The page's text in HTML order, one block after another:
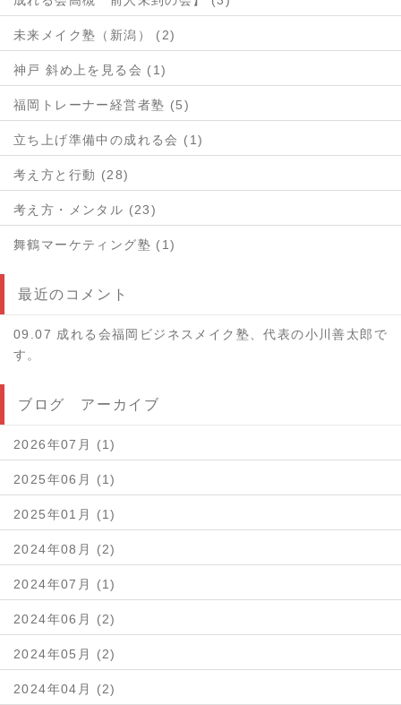
未来メイク塾（新潟） (2)
神戸 斜め上を見る会 (1)
福岡トレーナー経営者塾 (5)
立ち上げ準備中の成れる会 (1)
考え方と行動 (28)
考え方・メンタル (23)
舞鶴マーケティング塾 (1)
最近のコメント
09.07 成れる会福岡ビジネスメイク塾、代表の小川善太郎で
す。
ブログ アーカイブ
2026年07月 (1)
2025年06月 (1)
2025年01月 (1)
2024年08月 (2)
2024年07月 (1)
2024年06月 (2)
2024年05月 (2)
2024年04月 (2)